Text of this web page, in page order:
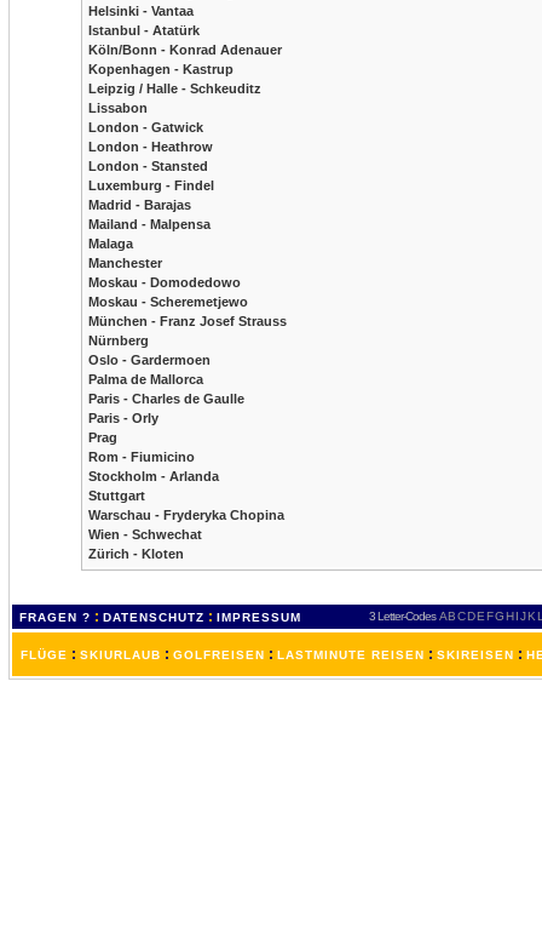
Helsinki - Vantaa
Istanbul - Atatürk
Köln/Bonn - Konrad Adenauer
Kopenhagen - Kastrup
Leipzig / Halle - Schkeuditz
Lissabon
London - Gatwick
London - Heathrow
London - Stansted
Luxemburg - Findel
Madrid - Barajas
Mailand - Malpensa
Malaga
Manchester
Moskau - Domodedowo
Moskau - Scheremetjewo
München - Franz Josef Strauss
Nürnberg
Oslo - Gardermoen
Palma de Mallorca
Paris - Charles de Gaulle
Paris - Orly
Prag
Rom - Fiumicino
Stockholm - Arlanda
Stuttgart
Warschau - Fryderyka Chopina
Wien - Schwechat
Zürich - Kloten
FRAGEN ? : DATENSCHUTZ : IMPRESSUM 3 Letter-Codes ABCDEFGH IJKL
FLÜGE : SKIURLAUB : GOLFREISEN : LASTMINUTE REISEN : SKIREISEN :